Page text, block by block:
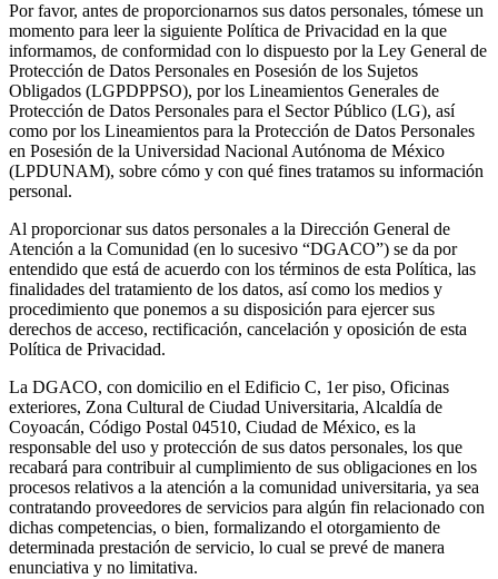
Por favor, antes de proporcionarnos sus datos personales, tómese un
momento para leer la siguiente Política de Privacidad en la que
informamos, de conformidad con lo dispuesto por la Ley General de
Protección de Datos Personales en Posesión de los Sujetos
Obligados (LGPDPPSO), por los Lineamientos Generales de
Protección de Datos Personales para el Sector Público (LG), así
como por los Lineamientos para la Protección de Datos Personales
en Posesión de la Universidad Nacional Autónoma de México
(LPDUNAM), sobre cómo y con qué fines tratamos su información
personal.
Al proporcionar sus datos personales a la Dirección General de
Atención a la Comunidad (en lo sucesivo “DGACO”) se da por
entendido que está de acuerdo con los términos de esta Política, las
finalidades del tratamiento de los datos, así como los medios y
procedimiento que ponemos a su disposición para ejercer sus
derechos de acceso, rectificación, cancelación y oposición de esta
Política de Privacidad.
La DGACO, con domicilio en el Edificio C, 1er piso, Oficinas
exteriores, Zona Cultural de Ciudad Universitaria, Alcaldía de
Coyoacán, Código Postal 04510, Ciudad de México, es la
responsable del uso y protección de sus datos personales, los que
recabará para contribuir al cumplimiento de sus obligaciones en los
procesos relativos a la atención a la comunidad universitaria, ya sea
contratando proveedores de servicios para algún fin relacionado con
dichas competencias, o bien, formalizando el otorgamiento de
determinada prestación de servicio, lo cual se prevé de manera
enunciativa y no limitativa.